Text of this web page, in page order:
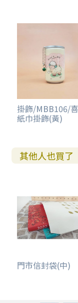
掛飾/MBB106/
紙巾掛飾(黃)
其他人也買了
門市信封袋(中)